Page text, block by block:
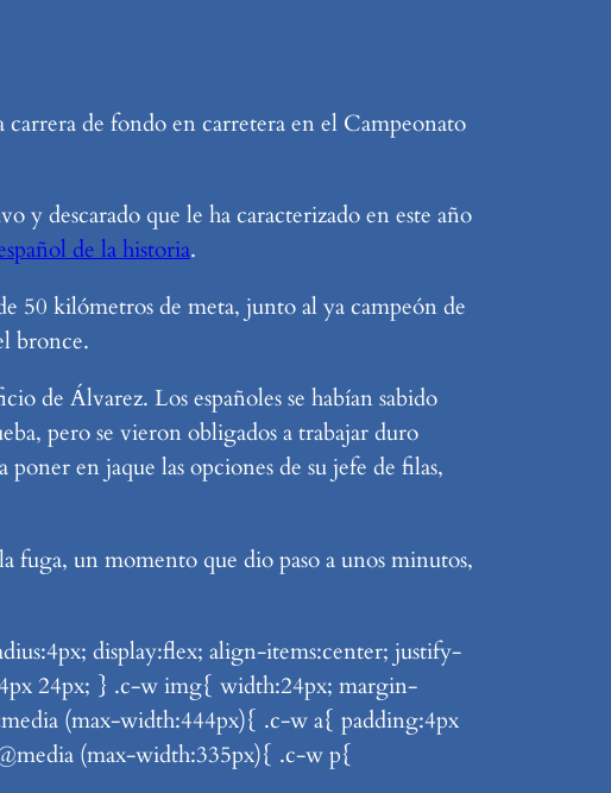
de fondo en carretera en el Campeonato
y descarado que le ha caracterizado en este año
de la historia.
50 kilómetros de meta, junto al ya campeón de
bronce.
de Álvarez. Los españoles se habían sabido
pero se vieron obligados a trabajar duro
en jaque las opciones de su jefe de filas,
fuga, un momento que dio paso a unos minutos,
display:flex; align-items:center; justify-
24px; } .c-w img{ width:24px; margin-
(max-width:444px){ .c-w a{ padding:4px
(max-width:335px){ .c-w p{